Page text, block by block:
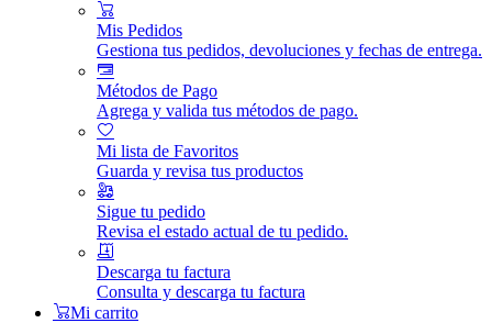
Mis Pedidos
Gestiona tus pedidos, devoluciones y fechas de entrega.
Métodos de Pago
Agrega y valida tus métodos de pago.
Mi lista de Favoritos
Guarda y revisa tus productos
Sigue tu pedido
Revisa el estado actual de tu pedido.
Descarga tu factura
Consulta y descarga tu factura
Mi carrito